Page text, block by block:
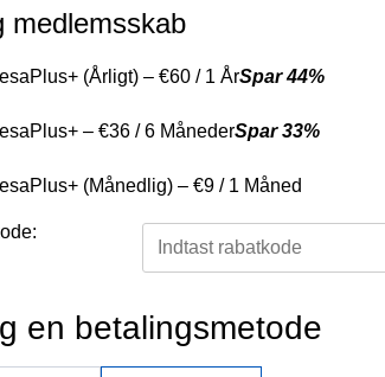
(Årligt) – €60 / 1 ÅrSpar 44%
– €36 /6 MånederSpar 33%
(Månedlig) – €9 / 1 Måned
en betalingsmetode